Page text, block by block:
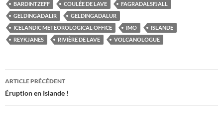
BARDINTZEFF COULÉE DE LAVE
FAGRADALSFJALL
GELDINGADALIR
GELDINGADALUR
ICELANDIC METEOROLOGICAL OFFICE
IMO
ISLANDE
REYKJANES
RIVIÈRE DE LAVE VOLCANOLOGUE
Navigation
des
ARTICLE PRÉCÉDENT
Éruption en Islande !